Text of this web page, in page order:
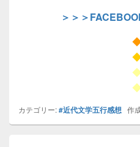
＞＞＞
カテゴリー:#近代文学五行感想 作